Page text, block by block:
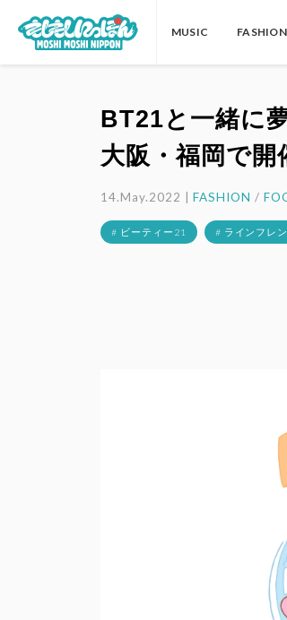
MUSIC FASHION
BT21と一緒に
大阪・福岡で開
14.May.2022 |FASHION /
# ビーティー21 # ラインフレ